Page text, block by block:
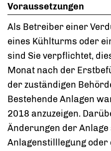
Voraussetzungen
Als Betreiber einer
eines Kühlturms oder
sind Sie verpflichtet,
Monat nach der
der zuständigen
Bestehende Anlagen
2018 anzuzeigen.
Änderungen der Anlage
Anlagenstilllegung oder